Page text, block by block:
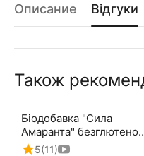
Описание Відгуки
Також
Біодобавка "Сила
Амаранта"
ТМ Амарант Біо
5(11)